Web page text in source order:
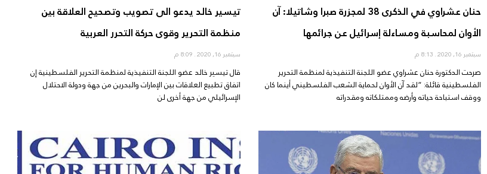
حنان عشراوي في الذكرى 38 لمجزرة صبرا وشاتيلا: آن
الأوان لمحاسبة ومساءلة إسرائيل عن جرائمها
سبتمبر 16, 2020
صرحت الدكتورة حنان عشراوي عضو اللجنة التنفيذية لمنظمة التحرير
الفلسطينية قائلة: “لقد آن الأوان لحماية الشعب الفلسطيني أينما كان
ووقف استباحة حياته وأرضه وممتلكاته ومقدراته
تيسير خالد يدعو الى تصويب وتصحيح العلاقة بين
منظمة التحرير وقوى حركة التحرر العربية
سبتمبر 16, 2020
قال تيسير خالد عضو اللجنة التنفيذية لمنظمة التحرير الفلسطينية إن
اتفاق تطبيع العلاقات بين الإمارات والبحرين من جهة ودولة الاحتلال
الإسرائيلي من جهة أخرى لن